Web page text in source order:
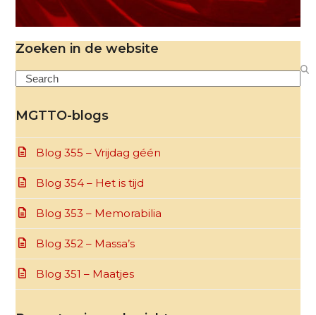
Zoeken in de website
Search
MGTTO-blogs
Blog 355 – Vrijdag géén
Blog 354 – Het is tijd
Blog 353 – Memorabilia
Blog 352 – Massa’s
Blog 351 – Maatjes